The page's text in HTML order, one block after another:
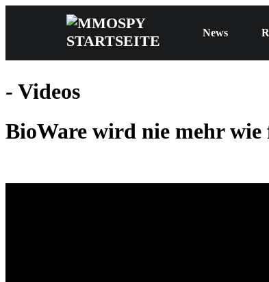
News
- Videos
BioWare wird nie mehr wie